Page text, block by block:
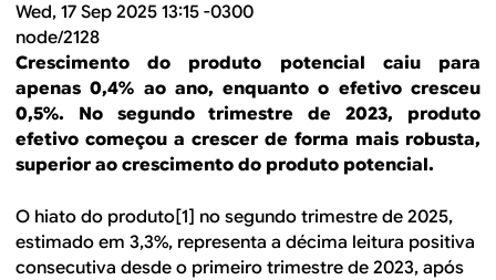
Wed, 17 Sep 2025 13:15 -0300
node/2128
Crescimento do produto potencial caiu para
apenas 0,4% ao ano, enquanto o efetivo cresceu
0,5%. No segundo trimestre de 2023, produto
efetivo começou a crescer de forma mais robusta,
superior ao crescimento do produto potencial.
O hiato do produto[1] no segundo trimestre de 2025,
estimado em 3,3%, representa a décima leitura positiva
consecutiva desde o primeiro trimestre de 2023, após